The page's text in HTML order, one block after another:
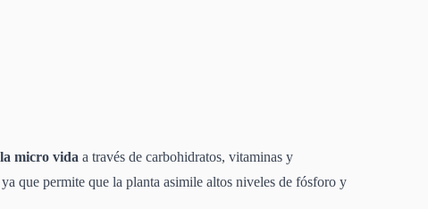
micro vida a través de carbohidratos, vitaminas y
que permite que la planta asimile altos niveles de fósforo y